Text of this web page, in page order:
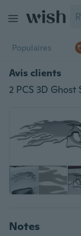
Populaires
Avis clients
Notes